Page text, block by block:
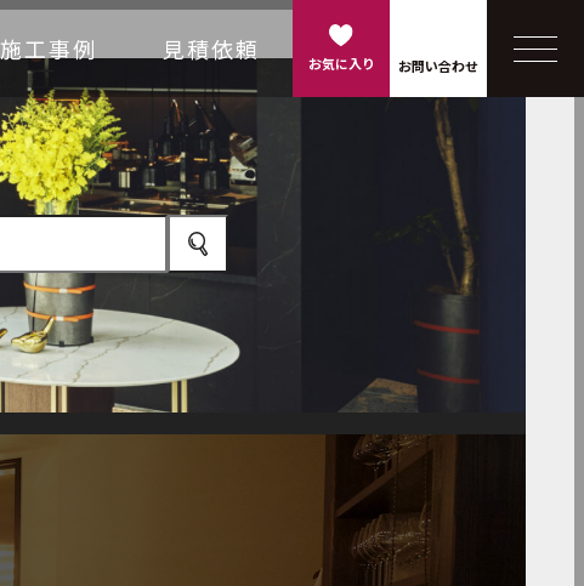
施工事例 見積依頼
お気に入り お問い合わせ
その他